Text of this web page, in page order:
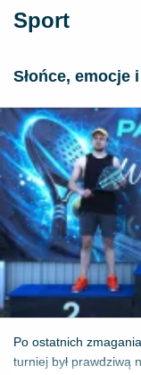
Sport
Słońce, emocje
Po ostatnich
turniej był prawdziwą